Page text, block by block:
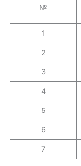
№
1
2
3
4
5
6
7